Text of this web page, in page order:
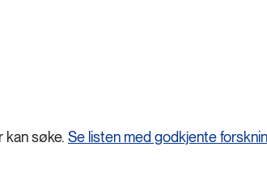
kan søke. Se listen med godkjente